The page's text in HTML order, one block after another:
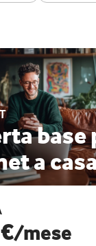
base
a
/mese
ESCLUSIVA ONLINE
CASA PRO
Internet